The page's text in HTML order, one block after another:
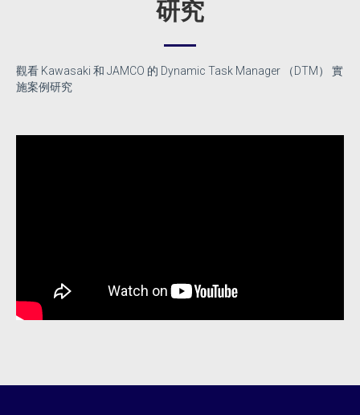
研究
觀看 Kawasaki 和 JAMCO 的 Dynamic Task Manager （DTM） 實
施案例研究